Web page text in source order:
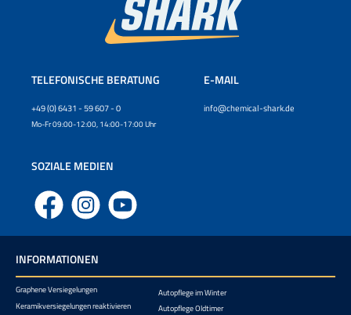
TELEFONISCHE BERATUNG
+49 (0) 6431 - 59 607 - 0
Mo-Fr 09:00-12:00, 14:00-17:00 Uhr
E-MAIL
info@chemical-shark.de
SOZIALE MEDIEN
Facebook Instagram YouTube
INFORMATIONEN
Graphene Versiegelungen
Keramikversiegelungen reaktivieren
Autopflege im Winter
Autopflege Oldtimer